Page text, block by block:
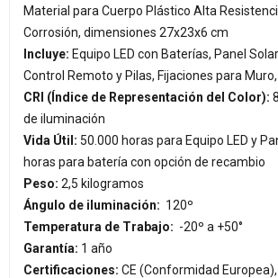
Material para Cuerpo Plástico Alta
Corrosión, dimensiones 27x23x6 cm
Incluye: Equipo LED con Baterías, Panel
Control Remoto y Pilas, Fijaciones para
CRI (Índice de Representación del Color):
de iluminación
Vida Útil: 50.000 horas para Equipo LED y
horas para batería con opción de recambio
Peso: 2,5 kilogramos
Ángulo de iluminación: 120º
Temperatura de Trabajo: -20º a +50°
Garantía: 1 año
Certificaciones: CE (Conformidad